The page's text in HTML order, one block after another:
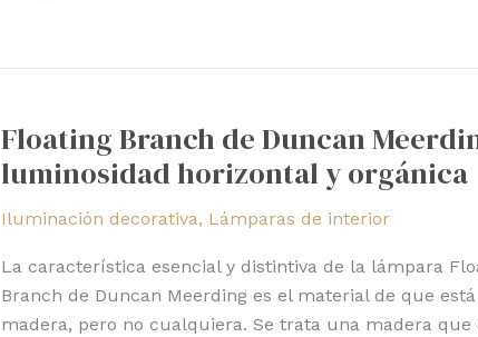
Floating Branch de Duncan
luminosidad horizontal y orgánica
Iluminación decorativa, Lámparas de interior
La característica esencial y distintiva de la lámpara
Branch de Duncan Meerding es el material de que
madera, pero no cualquiera. Se trata una madera que
de
Duncan
luminosidad
orgánica